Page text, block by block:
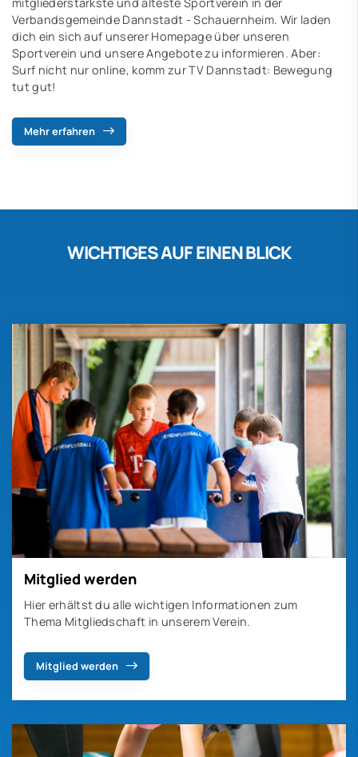
Verbandsgemeinde Dannstadt - Schauernheim. Wir laden
dich ein sich auf unserer Homepage über unseren
Sportverein und unsere Angebote zu informieren. Aber:
Surf nicht nur online, komm zur TV Dannstadt: Bewegung
tut gut!
Mehr erfahren
WICHTIGES AUF EINEN BLICK
Mitglied werden
Hier erhältst du alle wichtigen Informationen zum
Thema Mitgliedschaft in unserem Verein.
Mitglied werden